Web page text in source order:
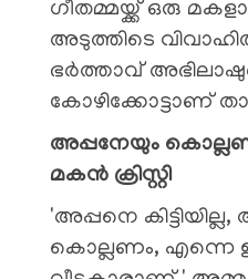
ഗീതമ്മയ്ക്ക് ഒരു
അടുത്തിടെ
ഭർത്താവ്
കോഴിക്കോട്ടാണ്
അപ്പനേയും
മകൻ ക്രിസ്റ്റി
'അപ്പനെ
കൊല്ലണം, എന്നെ